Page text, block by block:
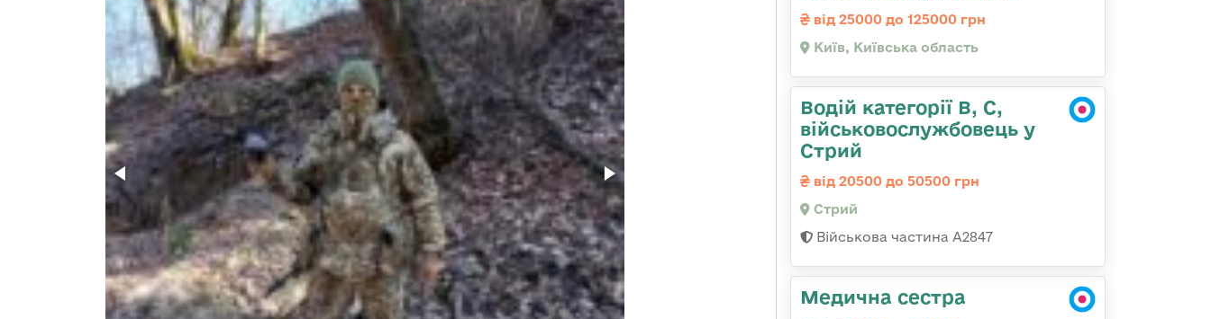
від 25000 до 125000 грн
Київ, Київська область
Водій категорії B, C,
військовослужбовець у
Стрий
від 20500 до 50500 грн
Стрий
Військова частина А2847
Медична сестра